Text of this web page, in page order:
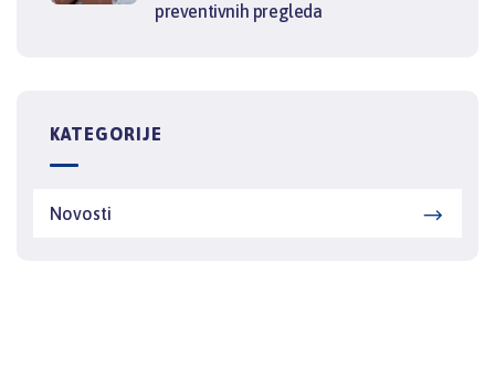
preventivnih pregleda
KATEGORIJE
Novosti